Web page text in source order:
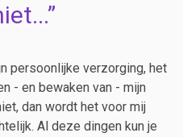
persoonlijke verzorging, het
- en bewaken van - mijn
dan wordt het voor mij
Al deze dingen kun je